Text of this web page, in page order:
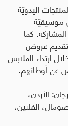
اليدويّة
موسيقيّة
كما
عروض
ارتداء الملابس
عن أوطانهم.
الأردن،
الفلبين،